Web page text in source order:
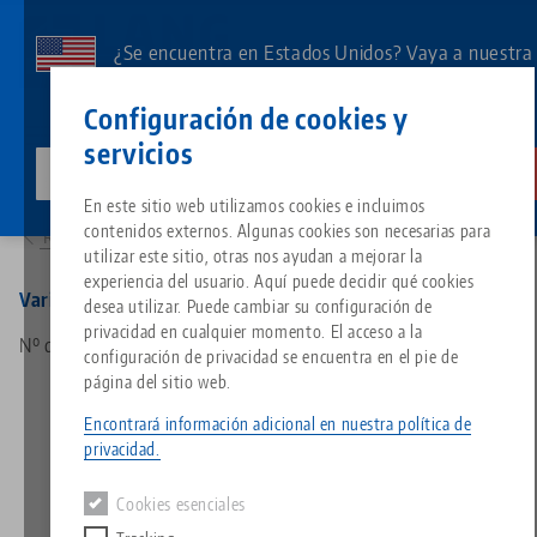
Configuración de cookies y
servicios
En este sitio web utilizamos cookies e incluimos
contenidos externos. Algunas cookies son necesarias para
utilizar este sitio, otras nos ayudan a mejorar la
experiencia del usuario. Aquí puede decidir qué cookies
desea utilizar. Puede cambiar su configuración de
privacidad en cualquier momento. El acceso a la
configuración de privacidad se encuentra en el pie de
página del sitio web.
Encontrará información adicional en nuestra política de
privacidad.
Cookies esenciales
contenido
¿Se encuentra en Estados Unidos? Vaya a nuestra
de su país.
Todo de una sola fuente
Sistema de sujeción de punto
Portapiezas
Grupo de
Tipos de productos
Resumen de productos
Acerca de LANG
Filosofía
Innovaciones
Descargas
FAQ
Solicitud de catálogo
Blog
Noticias
Eventos
Productos correspondientes
Lo sentimos. No hemos podido encontrar ningún resultado.
Ir a la página del producto
Search
Descargas
Breadcrumb
Resumen de productos
Vario•Tec, Pistola de aire comprimido
Nº de artículo 20004